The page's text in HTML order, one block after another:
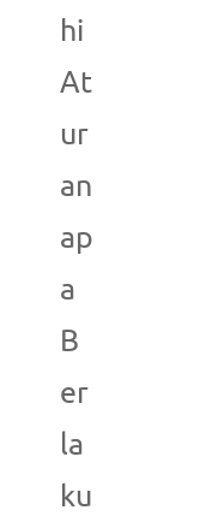
hi
At
ur
an
ap
a
B
er
la
ku